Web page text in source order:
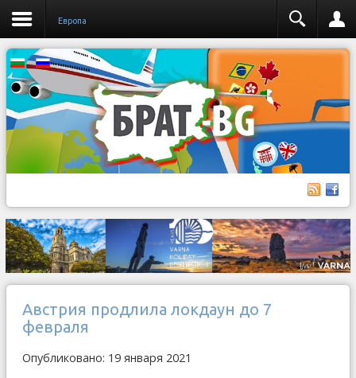
Европа
Австрия продлила локдаун до 7
февраля
Опубликовано: 19 января 2021